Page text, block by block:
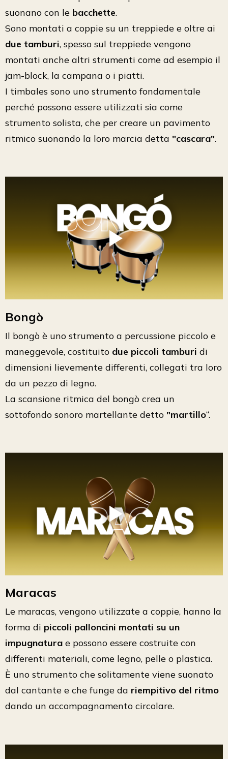
suonano con le bacchette.
Sono montati a coppie su un treppiede e oltre ai
due tamburi, spesso sul treppiede vengono
montati anche altri strumenti come ad esempio il
jam-block, la campana o i piatti.
I timbales sono uno strumento fondamentale
perché possono essere utilizzati sia come
strumento solista, che per creare un pavimento
ritmico suonando la loro marcia detta "cascara".
Bongò
Il bongò è uno strumento a percussione piccolo e
maneggevole, costituito due piccoli tamburi di
dimensioni lievemente differenti, collegati tra loro
da un pezzo di legno.
La scansione ritmica del bongò crea un
sottofondo sonoro martellante detto "martillo“.
Maracas
Le maracas, vengono utilizzate a coppie, hanno la
forma di piccoli palloncini montati su un
impugnatura e possono essere costruite con
differenti materiali, come legno, pelle o plastica.
È uno strumento che solitamente viene suonato
dal cantante e che funge da riempitivo del ritmo
dando un accompagnamento circolare.